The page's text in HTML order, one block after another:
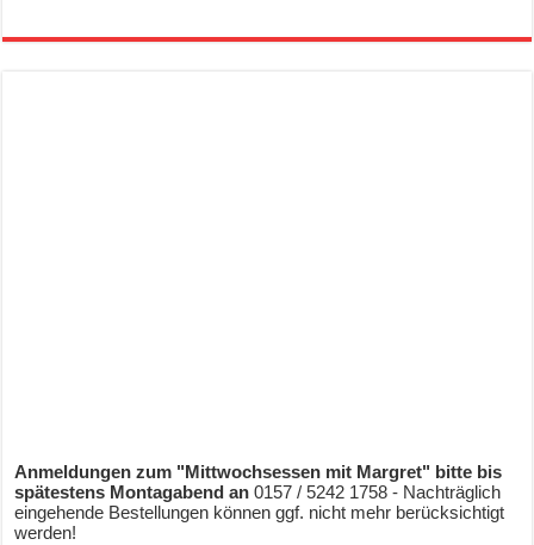
Anmeldungen zum "Mittwochsessen mit Margret" bitte bis
spätestens Montagabend an0157 / 5242 1758 - Nachträglich
eingehende Bestellungen können ggf. nicht mehr berücksichtigt
werden!